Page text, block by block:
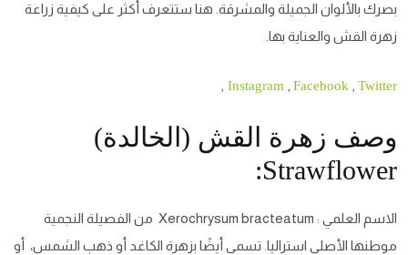
بصرك بالألوان الجميلة والمشرقة. هنا ستتعرف أكثر على كيفية زراعة
زهرة القش والعناية بها.
Instagram Facebook Twitter
وصف زهرة القش (الخالدة)
Strawflower:
الاسم العلمي : Xerochrysum bracteatum من الفصيلة النجمية
موطنها الأصلي استراليا. تسمى أيضًا بزهرة الكاغد أو ذهب الشمس، أو